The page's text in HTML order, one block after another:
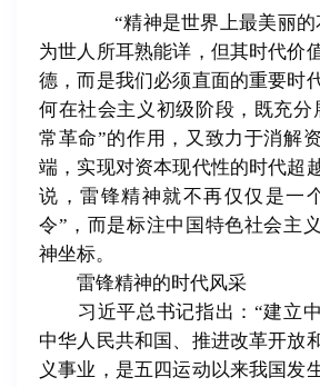
“精神是世界上最美丽的
为世人所耳熟能详，但其时代价
德，而是我们必须直面的重要时
何在社会主义初级阶段，既充分
常革命”的作用，又致力于消解
端，实现对资本现代性的时代超
说，雷锋精神就不再仅仅是一
令”，而是标注中国特色社会主
神坐标。
雷锋精神的时代风采
习近平总书记指出：“建立中
中华人民共和国、推进改革开放
义事业，是五四运动以来我国发